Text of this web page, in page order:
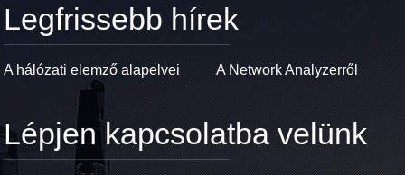
Legfrissebb hírek
A hálózati elemző alapelvei A Network Analyzerről
Lépjen kapcsolatba velünk